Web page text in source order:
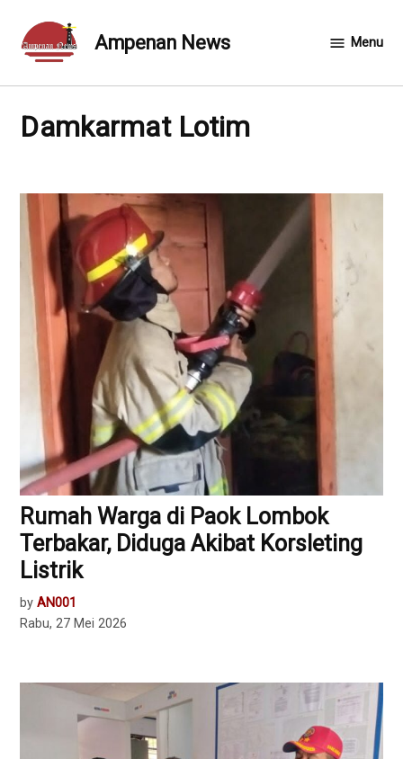
content
Ampenan News Menu
Damkarmat Lotim
Rumah Warga di Paok Lombok
Terbakar, Diduga Akibat Korsleting
Listrik
by AN001
Rabu, 27 Mei 2026